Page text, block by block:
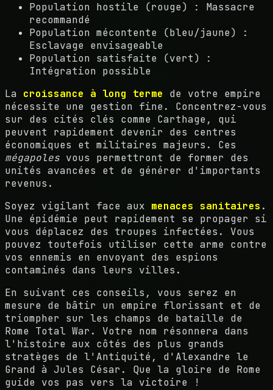
Population hostile (rouge) : Massacre
recommandé
Population mécontente (bleu/jaune) :
Esclavage envisageable
Population satisfaite (vert) :
Intégration possible
La croissance à long terme de votre empire
nécessite une gestion fine. Concentrez-vous
sur des cités clés comme Carthage, qui
peuvent rapidement devenir des centres
économiques et militaires majeurs. Ces
mégapoles vous permettront de former des
unités avancées et de générer d'importants
revenus.
Soyez vigilant face aux menaces sanitaires .
Une épidémie peut rapidement se propager si
vous déplacez des troupes infectées. Vous
pouvez toutefois utiliser cette arme contre
vos ennemis en envoyant des espions
contaminés dans leurs villes.
En suivant ces conseils, vous serez en
mesure de bâtir un empire florissant et de
triompher sur les champs de bataille de
Rome Total War. Votre nom résonnera dans
l'histoire aux côtés des plus grands
stratèges de l'Antiquité, d'Alexandre le
Grand à Jules César. Que la gloire de Rome
guide vos pas vers la victoire !